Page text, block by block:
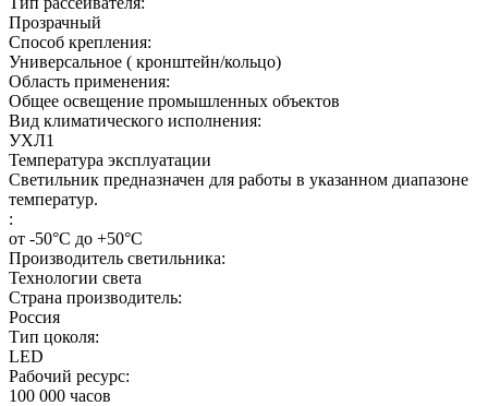
Прозрачный
Способ крепления:
Универсальное ( кронштейн/кольцо)
Область применения:
Общее освещение промышленных объектов
Вид климатического исполнения:
УХЛ1
Температура эксплуатации
Светильник предназначен для работы в указанном диапазоне
температур.
:
от -50°C до +50°C
Производитель светильника:
Технологии света
Страна производитель:
Россия
Тип цоколя:
LED
Рабочий ресурс:
100 000 часов